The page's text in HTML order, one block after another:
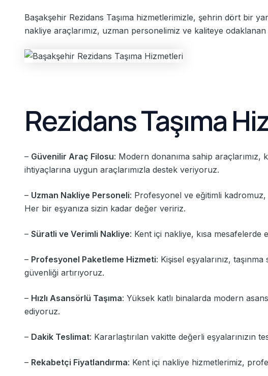
Başakşehir Rezidans Taşıma hizmetlerimizle, şehrin dört bir
nakliye araçlarımız, uzman personelimiz ve kaliteye
Rezidans Taşıma
– Güvenilir Araç Filosu: Modern donanıma sahip araçlarımız,
ihtiyaçlarına uygun araçlarımızla destek veriyoruz.
– Uzman Nakliye Personeli: Profesyonel ve eğitimli
Her bir eşyanıza sizin kadar değer veririz.
– Süratli ve Verimli Nakliye: Kent içi nakliye, kısa mesafelerde
– Profesyonel Paketleme Hizmeti: Kişisel eşyalarınız,
güvenliği artırıyoruz.
– Hızlı Asansörlü Taşıma: Yüksek katlı binalarda modern
ediyoruz.
– Dakik Teslimat: Kararlaştırılan vakitte değerli eşyalarınızın
– Rekabetçi Fiyatlandırma: Kent içi nakliye hizmetlerimiz,